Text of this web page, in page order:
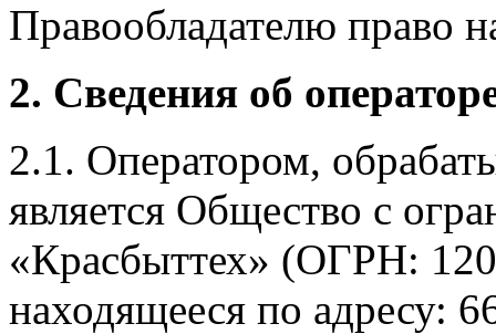
Правообладателю право
2. Сведения об
2.1. Оператором,
является Общество с
«Красбыттех» (ОГРН:
находящееся по адресу: